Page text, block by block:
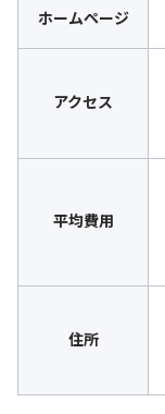
ホームページ
アクセス
平均費用
住所